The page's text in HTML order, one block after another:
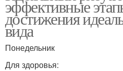
эффективные
достижения
вида
Понедельник
Для здоровья: